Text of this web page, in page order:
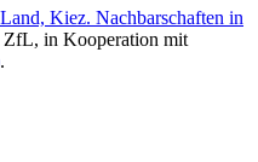
Kiez. Nachbarschaften in
in Kooperation mit
.